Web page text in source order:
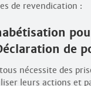
de revendication :
de
nécessite des
leurs actions et